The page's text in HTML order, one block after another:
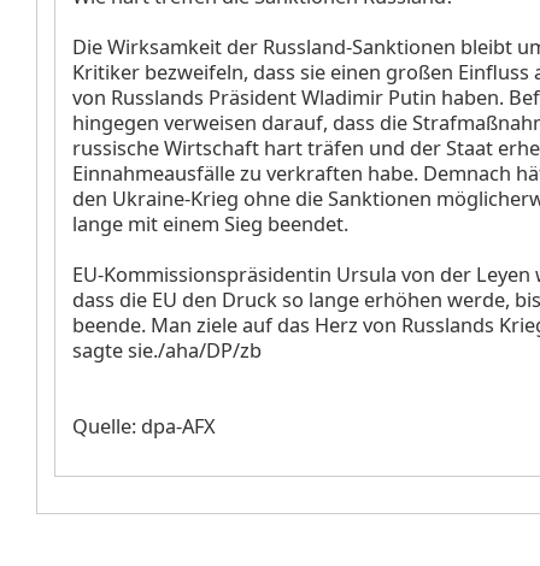
Die Wirksamkeit der Russland-Sanktionen bleibt
Kritiker bezweifeln, dass sie einen großen Einfluss
von Russlands Präsident Wladimir Putin haben.
hingegen verweisen darauf, dass die
russische Wirtschaft hart träfen und der Staat
Einnahmeausfälle zu verkraften habe. Demnach
den Ukraine-Krieg ohne die Sanktionen
lange mit einem Sieg beendet.
EU-Kommissionspräsidentin Ursula von der Leyen
dass die EU den Druck so lange erhöhen werde,
beende. Man ziele auf das Herz von Russlands
sagte sie./aha/DP/zb
Quelle: dpa-AFX